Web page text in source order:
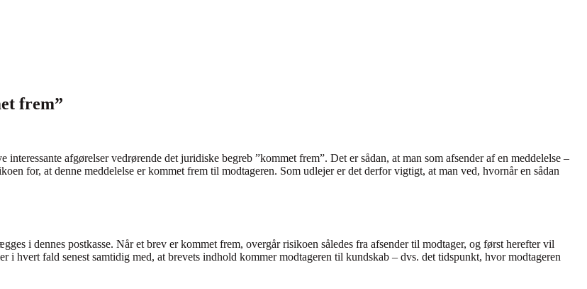
frem”
interessante afgørelser vedrørende det juridiske begreb ”kommet frem”. Det er sådan, at man som afsender af en meddelelse –
for, at denne meddelelse er kommet frem til modtageren. Som udlejer er det derfor vigtigt, at man ved, hvornår en sådan
i dennes postkasse. Når et brev er kommet frem, overgår risikoen således fra afsender til modtager, og først herefter vil
hvert fald senest samtidig med, at brevets indhold kommer modtageren til kundskab – dvs. det tidspunkt, hvor modtageren